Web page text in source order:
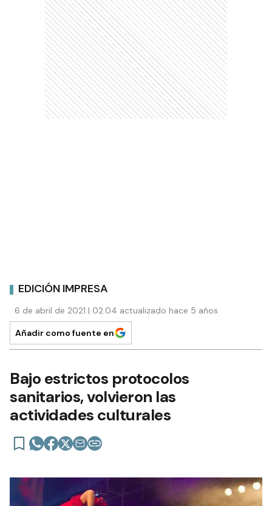
EDICIÓN IMPRESA
6 de abril de 2021 | 02:04 actualizado hace 5 años
Añadir como fuente en
Bajo estrictos protocolos
sanitarios, volvieron las
actividades culturales